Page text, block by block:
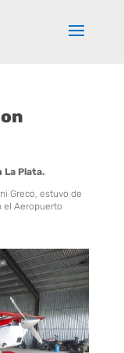
La Plata.
Greco, estuvo de
el Aeropuerto